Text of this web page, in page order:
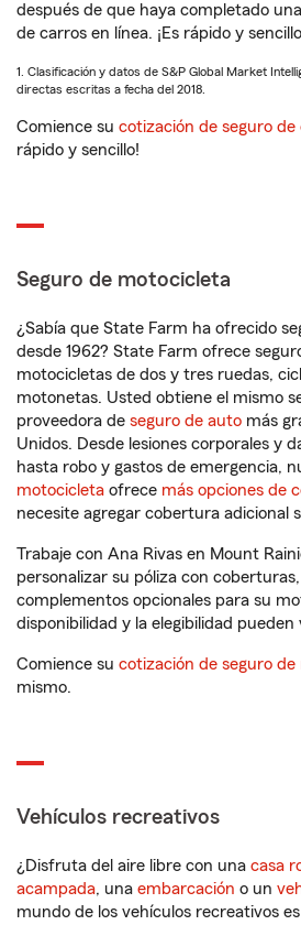
después de que haya completado
de carros en línea. ¡Es rápido y
1. Clasificación y datos de S&P Global Market
directas escritas a fecha del 2018.
Comience su cotización de seguro de
rápido y sencillo!
Seguro de motocicleta
¿Sabía que State Farm ha ofrecido
desde 1962? State Farm ofrece
motocicletas de dos y tres ruedas,
motonetas. Usted obtiene el mismo
proveedora de seguro de auto más
Unidos. Desde lesiones corporales y
hasta robo y gastos de emergencia,
motocicleta ofrece más opciones de
necesite agregar cobertura adicional
Trabaje con Ana Rivas en Mount
personalizar su póliza con
complementos opcionales para su
disponibilidad y la elegibilidad pueden
Comience su cotización de seguro
mismo.
Vehículos recreativos
¿Disfruta del aire libre con una casa
acampada, una embarcación o un
mundo de los vehículos recreativos